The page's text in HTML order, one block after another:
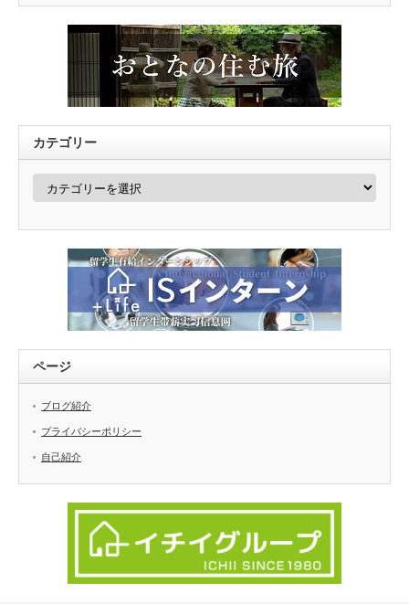
カテゴリー
カ
ー
ページ
ブログ紹介
プライバシーポリシー
自己紹介